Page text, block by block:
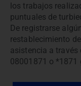
los trabajos
puntuales de
De registrarse
restablecimiento
asistencia a través
08001871 o *1871